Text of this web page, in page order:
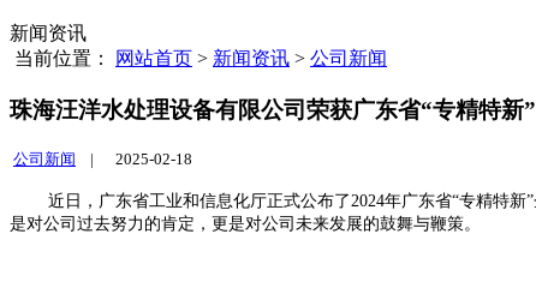
新闻资讯
当前位置：
网站首页 > 新闻资讯 > 公司新闻
珠海汪洋水处理设备有限公司荣获广东省“专精特新
公司新闻 | 2025-02-18
近日，广东省工业和信息化厅正式公布了2024年广东省“专精特
是对公司过去努力的肯定，更是对公司未来发展的鼓舞与鞭策。